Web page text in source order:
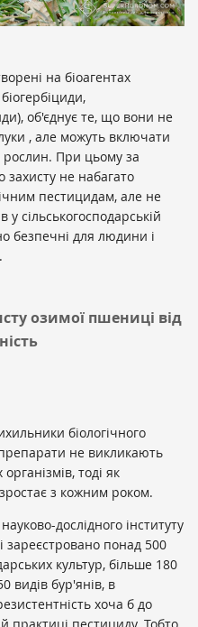
на біоагентах
об'єднує те, що вони не
, але можуть включати
рослин. При цьому за
захисту не набагато
пестицидам, але не
сільськогосподарській
безпечні для людини і
озимої пшениці від
біологічного
не викликають
тоді як
з кожним роком.
дослідного інституту
зареєстровано понад 500
культур, більше 180
видів бур'янів, в
хоча б до
практиці пестициду. Тобто